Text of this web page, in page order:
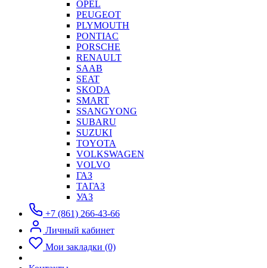
OPEL
PEUGEOT
PLYMOUTH
PONTIAC
PORSCHE
RENAULT
SAAB
SEAT
SKODA
SMART
SSANGYONG
SUBARU
SUZUKI
TOYOTA
VOLKSWAGEN
VOLVO
ГАЗ
ТАГАЗ
УАЗ
+7 (861) 266-43-66
Личный кабинет
Мои закладки (0)